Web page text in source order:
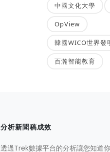
中國文化大學
OpView
韓國WICO世界發
百瀚智能教育
分析新聞稿成效
透過Trek數據平台的分析讓您知道